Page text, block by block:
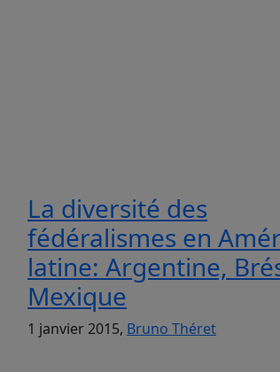
La diversité des
fédéralismes en
latine: Argentine,
Mexique
1 janvier 2015, Bruno Théret